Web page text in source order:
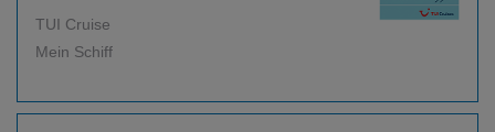
TUI Cruise
Mein Schiff